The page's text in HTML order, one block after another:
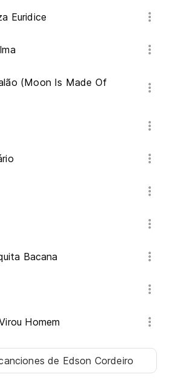
Euridice
(Moon Is Made Of
Bacana
Homem
de Edson Cordeiro